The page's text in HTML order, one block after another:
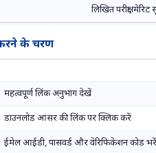
लिखित परीक्षा, मेरिट
के चरण
महत्वपूर्ण लिंक अनुभाग देखें
डाउनलोड आंसर की लिंक पर क्लिक करें
ईमेल आईडी, पासवर्ड और वेरिफिकेशन कोड भरें